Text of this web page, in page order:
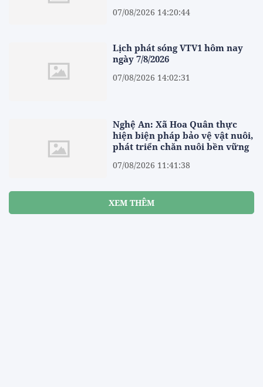
07/08/2026 14:20:44
Lịch phát sóng VTV1 hôm nay
ngày 7/8/2026
07/08/2026 14:02:31
Nghệ An: Xã Hoa Quân thực
hiện biện pháp bảo vệ vật nuôi,
phát triển chăn nuôi bền vững
07/08/2026 11:41:38
XEM THÊM